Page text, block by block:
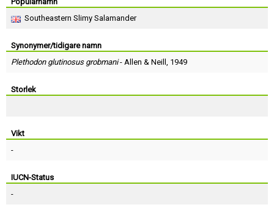
Southeastern Slimy Salamander
Synonymer/tidigare namn
Plethodon glutinosus grobmani- Allen & Neill , 1949
Storlek
Vikt
-
IUCN-Status
-